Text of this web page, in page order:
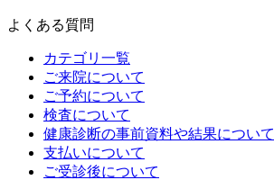
よくある質問
カテゴリ一覧
ご来院について
ご予約について
検査について
健康診断の事前資料や結果について
支払いについて
ご受診後について